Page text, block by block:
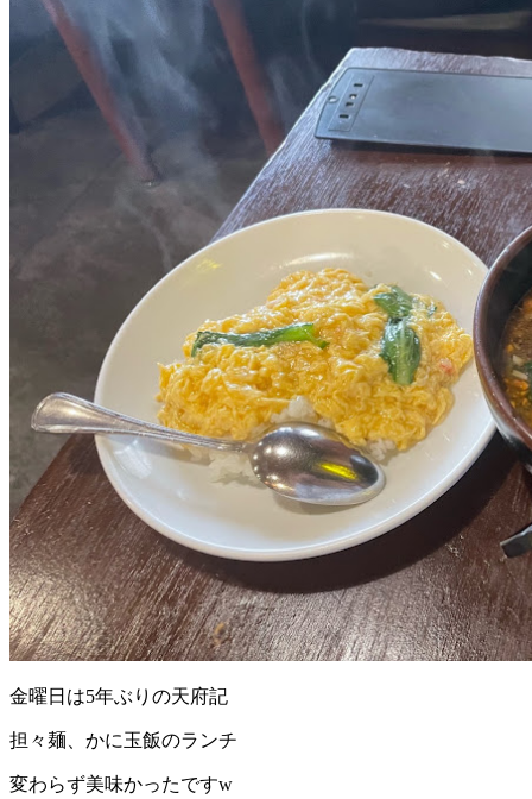
金曜日は5年ぶりの天府記
担々麺、かに玉飯のランチ
変わらず美味かったですw